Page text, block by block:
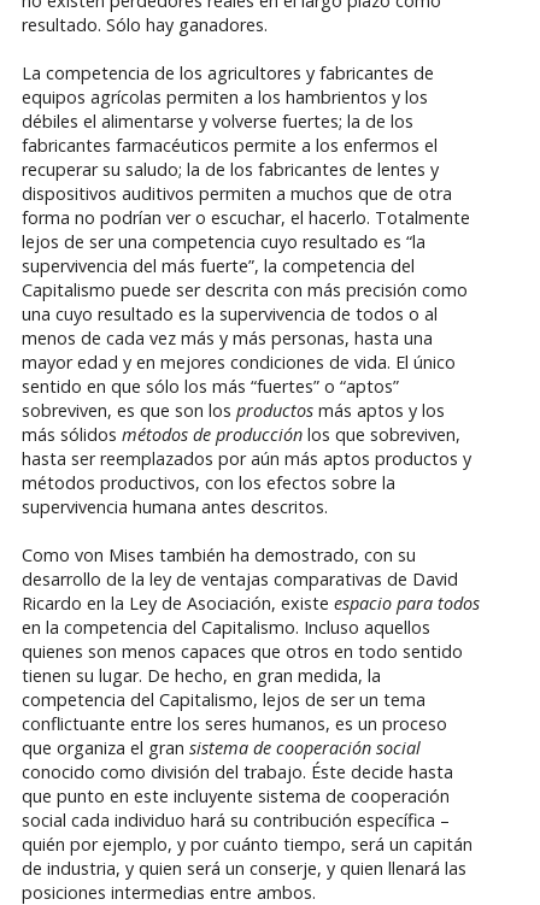
resultado. Sólo hay ganadores.
La competencia de los agricultores y fabricantes de
equipos agrícolas permiten a los hambrientos y los
débiles el alimentarse y volverse fuertes; la de los
fabricantes farmacéuticos permite a los enfermos el
recuperar su saludo; la de los fabricantes de lentes y
dispositivos auditivos permiten a muchos que de otra
forma no podrían ver o escuchar, el hacerlo. Totalmente
lejos de ser una competencia cuyo resultado es “la
supervivencia del más fuerte”, la competencia del
Capitalismo puede ser descrita con más precisión como
una cuyo resultado es la supervivencia de todos o al
menos de cada vez más y más personas, hasta una
mayor edad y en mejores condiciones de vida. El único
sentido en que sólo los más “fuertes” o “aptos”
sobreviven, es que son los productosmás aptos y los
más sólidos métodos de producciónlos que sobreviven,
hasta ser reemplazados por aún más aptos productos y
métodos productivos, con los efectos sobre la
supervivencia humana antes descritos.
Como von Mises también ha demostrado, con su
desarrollo de la ley de ventajas comparativas de David
Ricardo en la Ley de Asociación, existe espacio para todos
en la competencia del Capitalismo. Incluso aquellos
quienes son menos capaces que otros en todo sentido
tienen su lugar. De hecho, en gran medida, la
competencia del Capitalismo, lejos de ser un tema
conflictuante entre los seres humanos, es un proceso
que organiza el gran sistema de cooperación social
conocido como división del trabajo. Éste decide hasta
que punto en este incluyente sistema de cooperación
social cada individuo hará su contribución específica –
quién por ejemplo, y por cuánto tiempo, será un capitán
de industria, y quien será un conserje, y quien llenará las
posiciones intermedias entre ambos.